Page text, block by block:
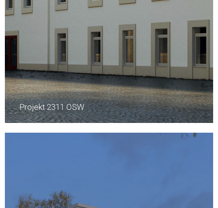
Projekt 2311 OSW